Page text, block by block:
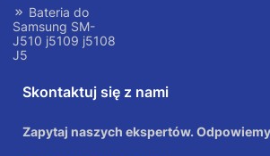
Bateria do
Samsung SM-
J510 j5109 j5108
J5
Skontaktuj się z nami
Zapytaj naszych ekspertów.